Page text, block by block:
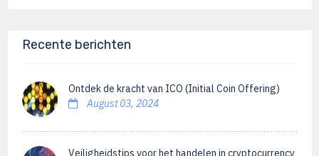
Recente berichten
Ontdek de kracht van ICO (Initial Coin Offering)
August 03, 2024
Veiligheidstips voor het handelen in cryptocurrency